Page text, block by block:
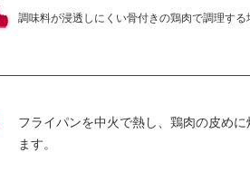
調味料が浸透しにくい骨付きの鶏肉で調理す
フライパンを中火で熱し、鶏肉の皮め
ます。